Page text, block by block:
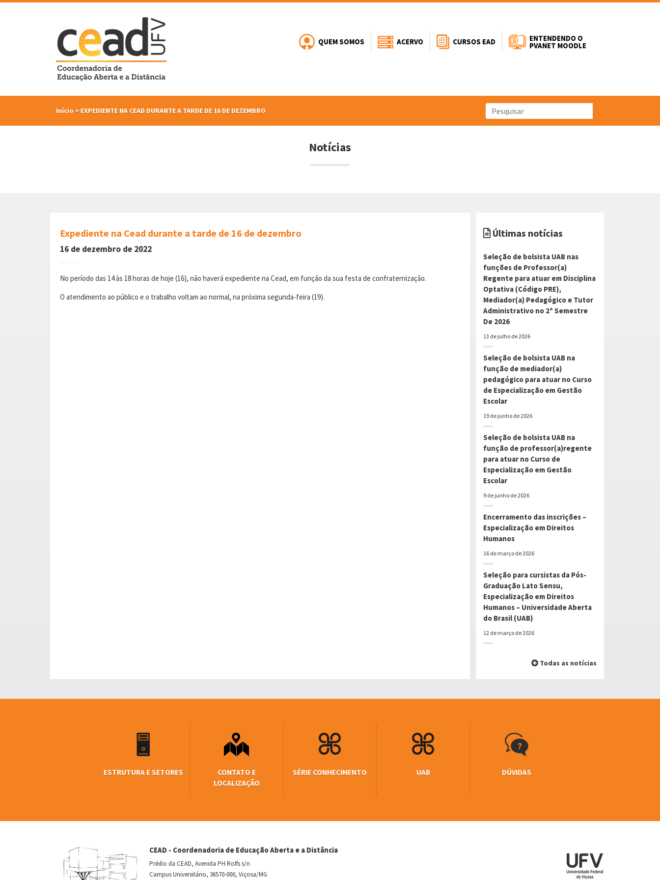
QUEM SOMOS ACERVO CURSOS EAD ENTENDENDO O
PVANET MOODLE
Início > EXPEDIENTE NA CEAD DURANTE A TARDE DE 16 DE DEZEMBRO
Notícias
Expediente na Cead durante a tarde de 16 de dezembro
16 de dezembro de 2022
No período das 14 às 18 horas de hoje (16), não haverá expediente na Cead, em função da sua festa de confraternização.
O atendimento ao público e o trabalho voltam ao normal, na próxima segunda-feira (19).
Últimas notícias
Seleção de bolsista UAB nas
funções de Professor(a)
Regente para atuar em Disciplina
Optativa (Código PRE),
Mediador(a) Pedagógico e Tutor
Administrativo no 2º Semestre
De 2026
13 de julho de 2026
Seleção de bolsista UAB na
função de mediador(a)
pedagógico para atuar no Curso
de Especialização em Gestão
Escolar
19 de junho de 2026
Seleção de bolsista UAB na
função de professor(a)regente
para atuar no Curso de
Especialização em Gestão
Escolar
9 de junho de 2026
Encerramento das inscrições –
Especialização em Direitos
Humanos
16 de março de 2026
Seleção para cursistas da Pós-
Graduação Lato Sensu,
Especialização em Direitos
Humanos – Universidade Aberta
do Brasil (UAB)
12 de março de 2026
Todas as notícias
ESTRUTURA E SETORES
CONTATO E
LOCALIZAÇÃO
SÉRIE CONHECIMENTO UAB DÚVIDAS
CEAD - Coordenadoria de Educação Aberta e a Distância
Prédio da CEAD, Avenida PH Rolfs s/n
Campus Universitário, 36570-000, Viçosa/MG